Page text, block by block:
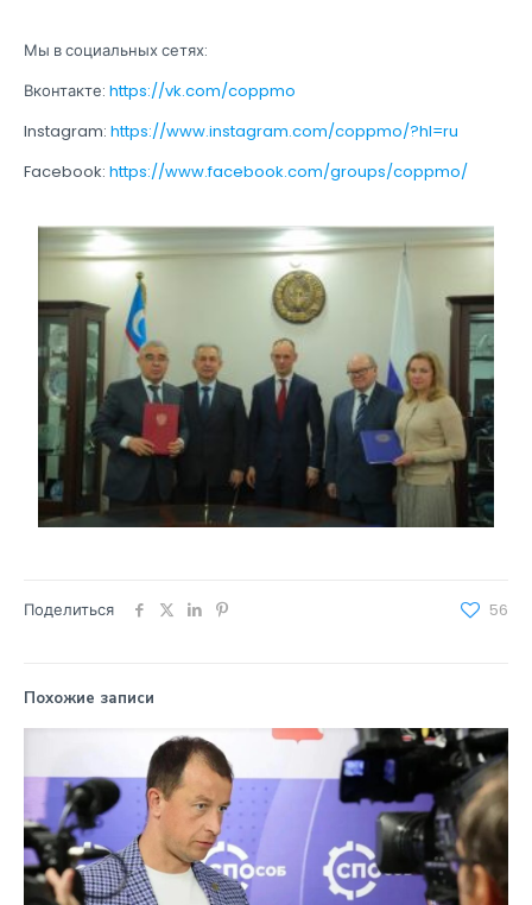
Мы в социальных сетях:
Вконтакте: https://vk.com/coppmo
Instagram: https://www.instagram.com/coppmo/?hl=ru
Facebook: https://www.facebook.com/groups/coppmo/
Поделиться 56
Похожие записи